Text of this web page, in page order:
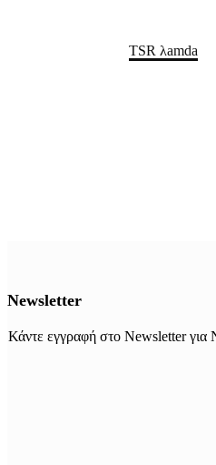
TSR λamda
Newsletter
Κάντε εγγραφή στο Newsletter για